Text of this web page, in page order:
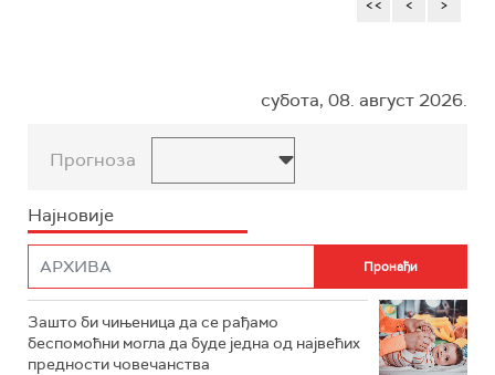
<< < >
субота, 08. август 2026.
Прогноза
Најновије
Зашто би чињеница да се рађамо
беспомоћни могла да буде једна од највећих
предности човечанства